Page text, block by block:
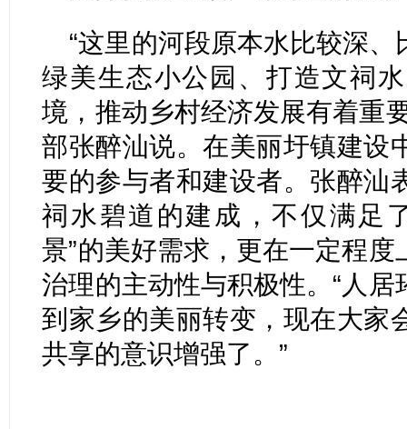
“这里的河段原本水比较深
绿美生态小公园、打造文祠
境，推动乡村经济发展有着重
部张醉汕说。在美丽圩镇建设
要的参与者和建设者。张醉汕
祠水碧道的建成，不仅满足
景”的美好需求，更在一定程
治理的主动性与积极性。“人
到家乡的美丽转变，现在大家
共享的意识增强了。”